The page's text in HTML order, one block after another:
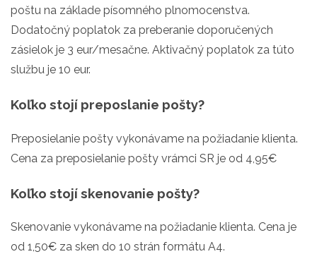
poštu na základe písomného plnomocenstva.
Dodatočný poplatok za preberanie doporučených
zásielok je 3 eur/mesačne. Aktivačný poplatok za túto
službu je 10 eur.
Koľko stojí preposlanie pošty?
Preposielanie pošty vykonávame na požiadanie klienta.
Cena za preposielanie pošty vrámci SR je od 4,95€
Koľko stojí skenovanie pošty?
Skenovanie vykonávame na požiadanie klienta. Cena je
od 1,50€ za sken do 10 strán formátu A4.